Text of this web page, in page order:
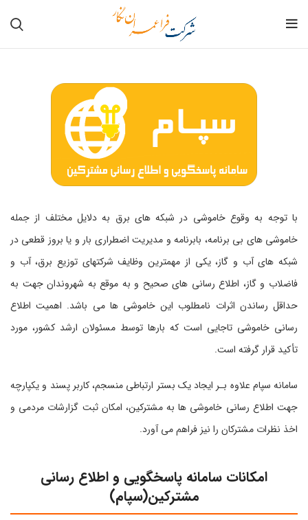
با توجه به وقوع خاموشی در شبکه های برق به دلایل مختلف از جمله
خاموشی های بی برنامه، بابرنامه و مدیریت اضطراری بار و یا بروز قطعی در
شبکه های آب و گاز، یکی از مهمترین وظایف شرکتهای توزیع برق، آب و
فاضلاب و گاز، اطلاع رسانی های صحیح و به موقع به شهروندان جهت به
حداقل رساندن اثرات نامطلوب این خاموشی ها می باشد. اهمیت اطلاع
رسانی خاموشی تاجایی است که بارها توسط مسئولان ارشد کشور، مورد
تأکید قرار گرفته است.
سامانه سپام علاوه بـر ایجاد یک بستر ارتباطی منسجم، کاربر پسند و یکپارچه
جهت اطلاع رسانی خاموشی ها به مشترکین، امکان ثبت گزارشات مردمی و
اخذ نظرات مشترکان را نیز فراهم می آورد.
امکانات سامانه پاسخگویی و اطلاع رسانی
مشترکین(سپام)